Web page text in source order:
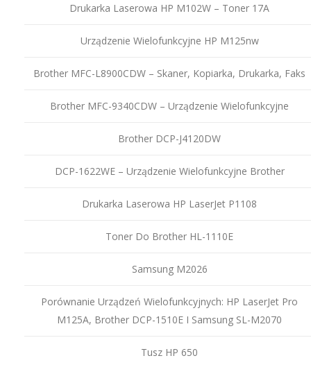
Drukarka Laserowa HP M102W – Toner 17A
Urządzenie Wielofunkcyjne HP M125nw
Brother MFC-L8900CDW – Skaner, Kopiarka, Drukarka, Faks
Brother MFC-9340CDW – Urządzenie Wielofunkcyjne
Brother DCP-J4120DW
DCP-1622WE – Urządzenie Wielofunkcyjne Brother
Drukarka Laserowa HP LaserJet P1108
Toner Do Brother HL-1110E
Samsung M2026
Porównanie Urządzeń Wielofunkcyjnych: HP LaserJet Pro
M125A, Brother DCP-1510E I Samsung SL-M2070
Tusz HP 650